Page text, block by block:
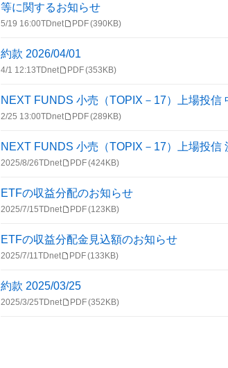
等に関するお知らせ
5/19 16:00TDnet PDF(390KB)
約款 2026/04/01
4/1 12:13TDnet PDF(353KB)
NEXT FUNDS 小売（TOPIX－17）上場投信
2/25 13:00TDnet PDF(289KB)
NEXT FUNDS 小売（TOPIX－17）上場投信
2025/8/26TDnet PDF(424KB)
ETFの収益分配のお知らせ
2025/7/15TDnet PDF(123KB)
ETFの収益分配金見込額のお知らせ
2025/7/11 TDnet PDF(133KB)
約款 2025/03/25
2025/3/25TDnet PDF(352KB)